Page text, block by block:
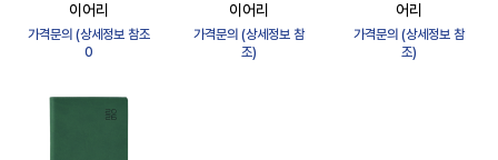
이어리
가격문의 (상세정보 참조
0
이어리
가격문의 (상세정보 참
조)
어리
가격문의 (상세정보 참
조)